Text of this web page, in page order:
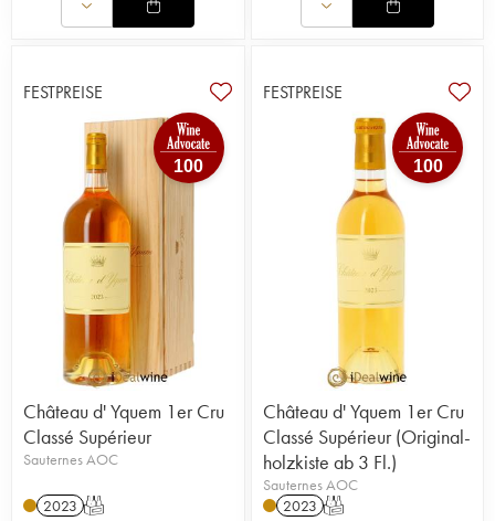
FESTPREISE
100
Château d' Yquem 1er Cru
Classé Supérieur
Sauternes AOC
2023 T
FESTPREISE
100
Château d' Yquem 1er Cru
Classé Supérieur (Original-
holzkiste ab 3 Fl.)
Sauternes AOC
2023 T